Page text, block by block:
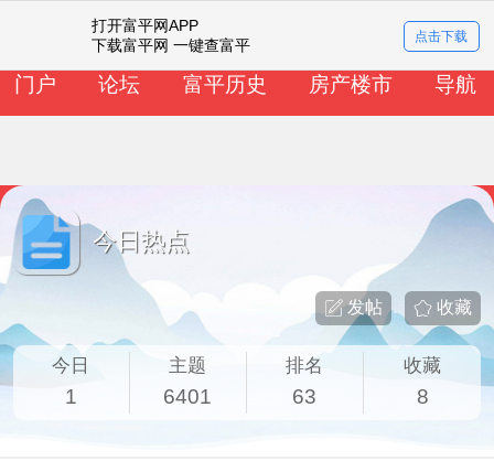
今日热点
门户 论坛 富平历史 房产楼市 导航
打开富平网APP
下载富平网 一键查富平
点击下载
今日热点
收藏
发帖
今日
1
主题
6401
排名
63
收藏
8